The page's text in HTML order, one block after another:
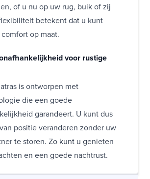
of u nu op uw rug, buik of zij
betekent dat u kunt
op maat.
voor rustige
is ontworpen met
die een goede
garandeert. U kunt dus
positie veranderen zonder uw
te storen. Zo kunt u genieten
en een goede nachtrust.